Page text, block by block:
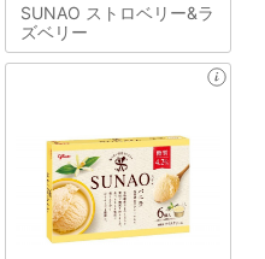
SUNAO ストロベリー&ラ
ズベリー